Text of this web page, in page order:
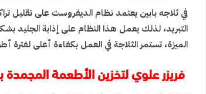
في ثلاجه بابين يعتمد نظام الديفروست على تقليل
التبريد، لذلك يعمل هذا النظام على إذابة
الميزة، تستمر الثلاجة في العمل بكفاءة أعلى
فريزر علوي لتخزين الأطعمة